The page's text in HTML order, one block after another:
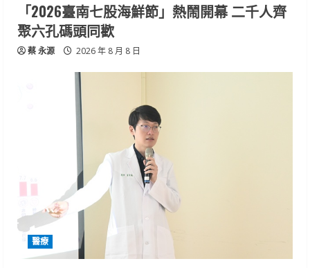
「2026臺南七股海鮮節」熱鬧開幕 二千人齊
聚六孔碼頭同歡
蔡 永源 2026 年 8 月 8 日
醫療